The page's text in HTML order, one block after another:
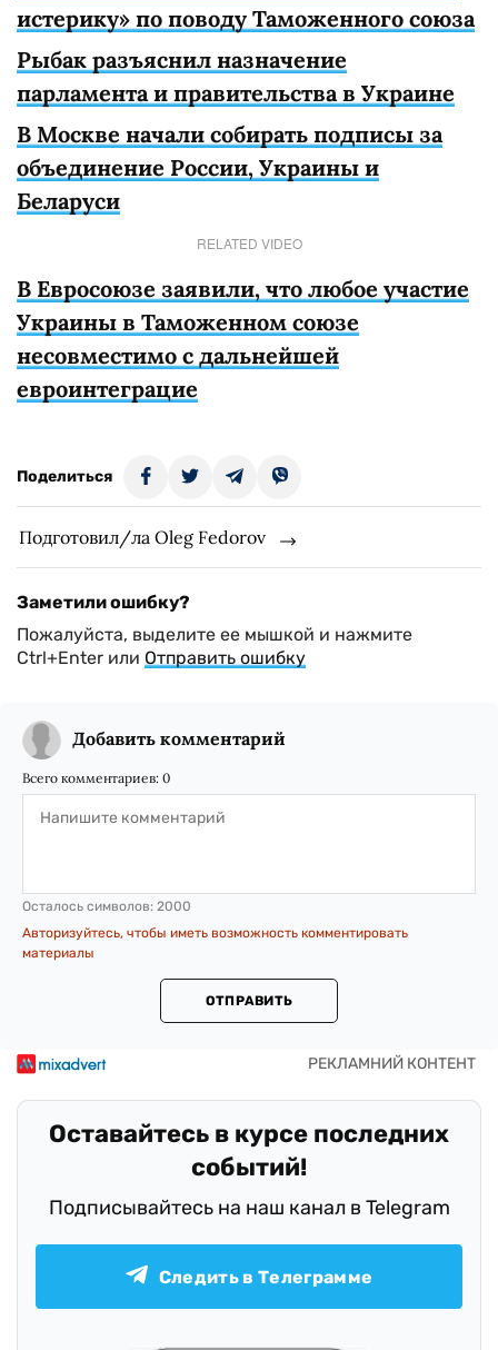
истерику» по поводу Таможенного союза
Рыбак разъяснил назначение
парламента и правительства в Украине
В Москве начали собирать подписы за
объединение России, Украины и
Беларуси
RELATED VIDEO
В Евросоюзе заявили, что любое участие
Украины в Таможенном союзе
несовместимо с дальнейшей
евроинтеграцие
Поделиться
Подготовил/ла Oleg Fedorov
Заметили ошибку?
Пожалуйста, выделите ее мышкой и нажмите
Ctrl+Enter или Отправить ошибку
Добавить комментарий
Всего комментариев: 0
Осталось символов: 2000
Авторизуйтесь, чтобы иметь возможность комментировать
материалы
ОТПРАВИТЬ
Оставайтесь в курсе последних
событий!
Подписывайтесь на наш канал в Telegram
Следить в Телеграмме